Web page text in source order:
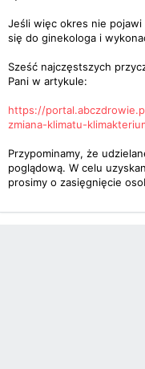
Jeśli więc okres nie
się do ginekologa i
Sześć najczęstszych
Pani w artykule:
https://
zmiana-klimatu-
Przypominamy, że
poglądową. W celu
prosimy o zasięgnięcie